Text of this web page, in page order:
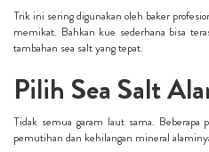
Trik ini sering digunakan oleh baker
memikat. Bahkan kue sederhana bisa
tambahan sea salt yang tepat.
Pilih Sea Salt
Tidak semua garam laut sama. Beberapa
pemutihan dan kehilangan mineral